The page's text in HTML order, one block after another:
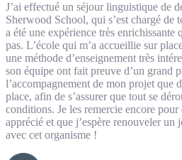
J’ai effectué un séjour linguistique de
Sherwood School, qui s’est chargé de
a été une expérience très enrichissante
pas. L’école qui m’a accueillie sur
une méthode d’enseignement très
son équipe ont fait preuve d’un grand
l’accompagnement de mon projet que
place, afin de s’assurer que tout se
conditions. Je les remercie encore
apprécié et que j’espère renouveler un
avec cet organisme !